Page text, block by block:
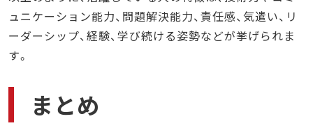
ュニケーション能力、問題解決能力、責任感、気遣い、リ
ーダーシップ、経験、学び続ける姿勢などが挙げられま
す。
まとめ